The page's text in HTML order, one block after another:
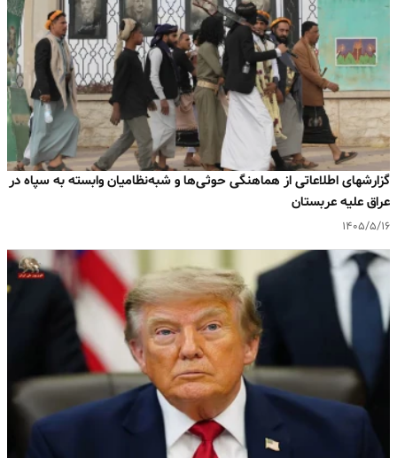
گزارشهای اطلاعاتی از هماهنگی حوثی‌ها و شبه‌نظامیان وابسته به سپاه در
عراق علیه عربستان
۱۴۰۵/۵/۱۶